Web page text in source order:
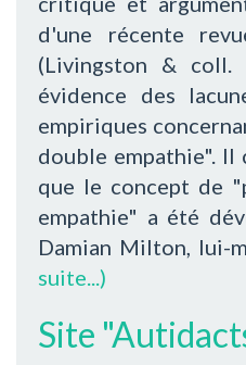
d'une récente
(Livingston &
évidence des
empiriques
double empathie". Il
que le concept de
empathie" a été
Damian Milton, lui-
suite...)
Site